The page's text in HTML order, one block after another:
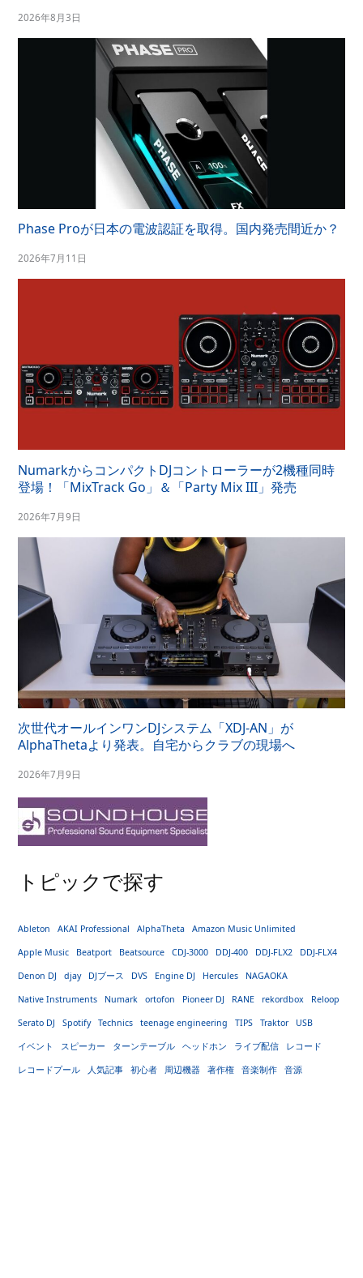
2026年8月3日
Phase Proが日本の電波認証を取得。国内発売間近か？
2026年7月11日
NumarkからコンパクトDJコントローラーが2機種同時
登場！「MixTrack Go」＆「Party Mix III」発売
2026年7月9日
次世代オールインワンDJシステム「XDJ-AN」が
AlphaThetaより発表。自宅からクラブの現場へ
2026年7月9日
トピックで探す
Ableton AKAI Professional AlphaTheta Amazon Music Unlimited
Apple Music Beatport Beatsource CDJ-3000 DDJ-400 DDJ-FLX2 DDJ-FLX4
Denon DJ djay DJブース DVS Engine DJ Hercules NAGAOKA
Native Instruments Numark ortofon Pioneer DJ RANE rekordbox Reloop
Serato DJ Spotify Technics teenage engineering TIPS Traktor USB
イベント スピーカー ターンテーブル ヘッドホン ライブ配信 レコード
レコードプール 人気記事 初心者 周辺機器 著作権 音楽制作 音源